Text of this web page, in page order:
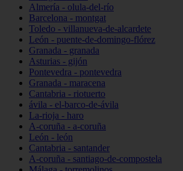
Almería - olula-del-río
Barcelona - montgat
Toledo - villanueva-de-alcardete
León - puente-de-domingo-flórez
Granada - granada
Asturias - gijón
Pontevedra - pontevedra
Granada - maracena
Cantabria - riotuerto
ávila - el-barco-de-ávila
La-rioja - haro
A-coruña - a-coruña
León - león
Cantabria - santander
A-coruña - santiago-de-compostela